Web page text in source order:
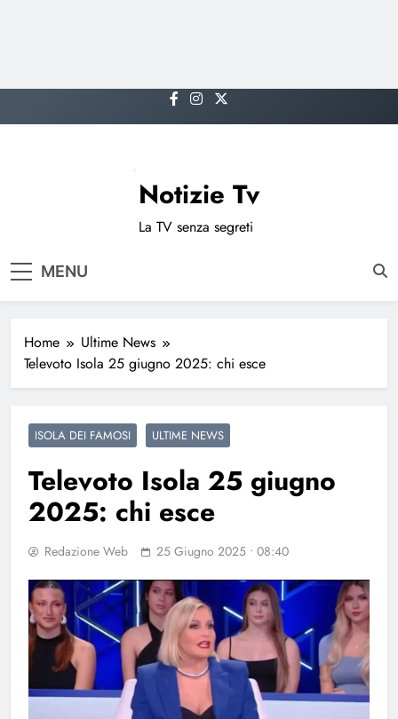
to
Notizie Tv
La TV senza segreti
MENU
Home
Ultime News
Televoto Isola 25 giugno 2025: chi esce
ISOLA DEI FAMOSI ULTIME NEWS
Televoto Isola 25 giugno
2025: chi esce
Redazione Web 25 Giugno 2025 • 08:40